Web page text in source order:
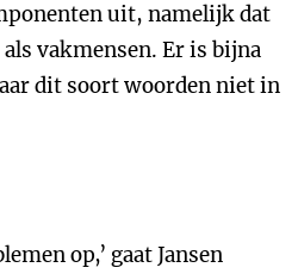
uit, namelijk dat
vakmensen. Er is bijna
dit soort woorden niet in
op,’ gaat Jansen